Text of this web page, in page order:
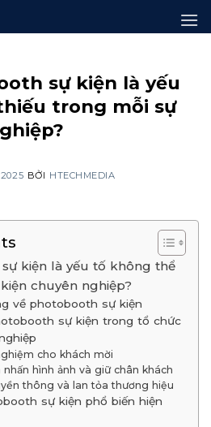
sự kiện là yếu
trong mỗi sự
BỞI HTECHMEDIA
kiện là yếu tố không thể
chuyên nghiệp?
về photobooth sự kiện
sự kiện trong tổ chức
cho khách mời
nhấn hình ảnh và giữ chân khách
thông và lan tỏa thương hiệu
sự kiện phổ biến hiện